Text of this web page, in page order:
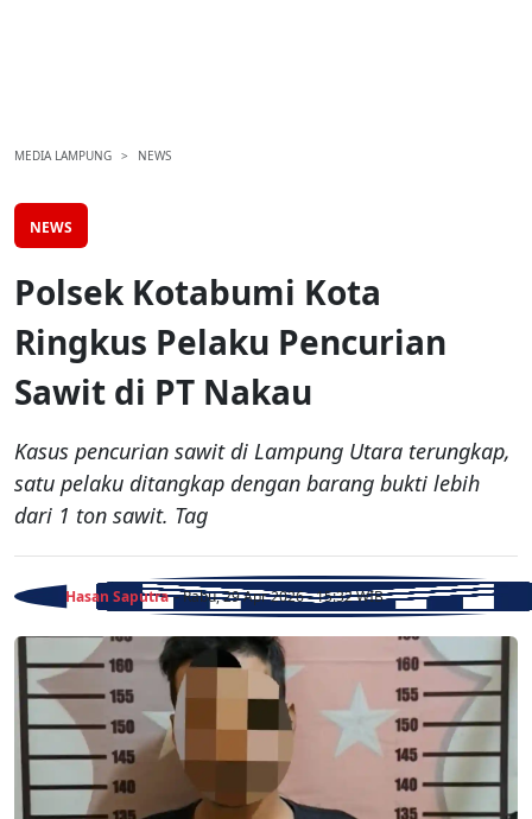
MEDIA LAMPUNG NEWS
NEWS
Polsek Kotabumi Kota
Ringkus Pelaku Pencurian
Sawit di PT Nakau
Kasus pencurian sawit di Lampung Utara terungkap,
satu pelaku ditangkap dengan barang bukti lebih
dari 1 ton sawit. Tag
Hasan Saputra - Rabu, 29 Apr 2026 - 15:32 WIB